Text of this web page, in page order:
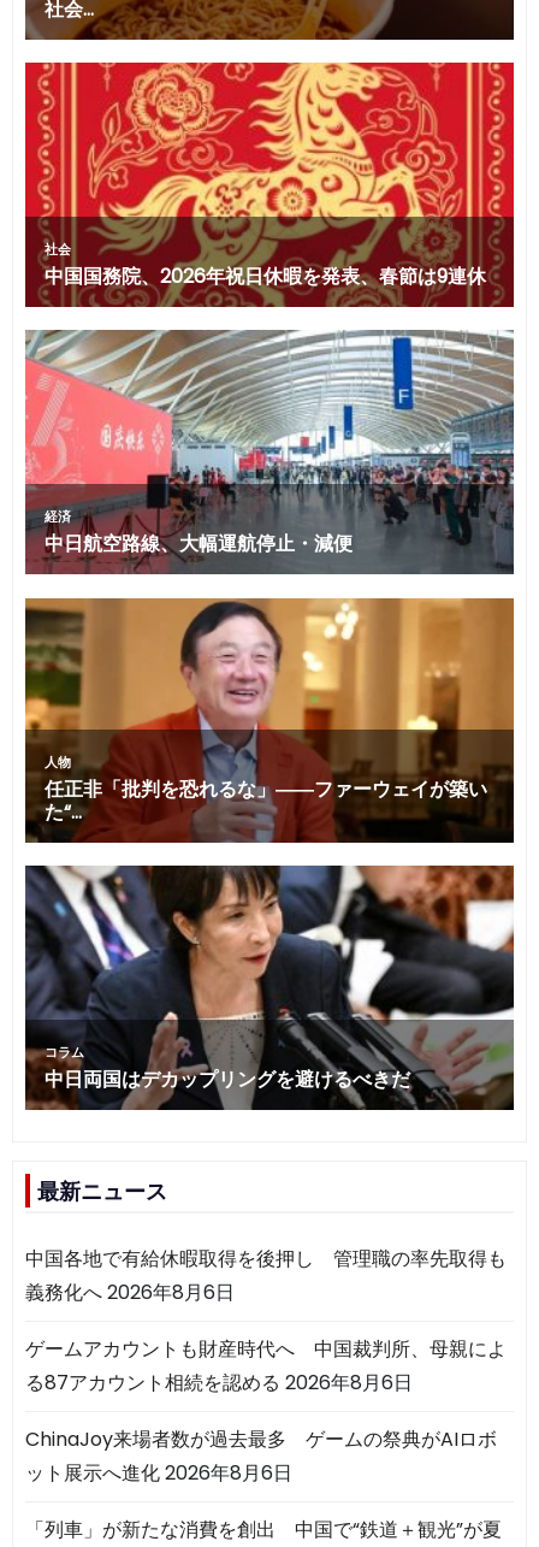
最新ニュース
中国各地で有給休暇取得を後押し 管理職の率先取得も
義務化へ2026年8月6日
ゲームアカウントも財産時代へ 中国裁判所、母親によ
る87アカウント相続を認める 2026年8月6日
ChinaJoy来場者数が過去最多 ゲームの祭典がAIロボ
ット展示へ進化2026年8月6日
「列車」が新たな消費を創出 中国で“鉄道＋観光”が夏